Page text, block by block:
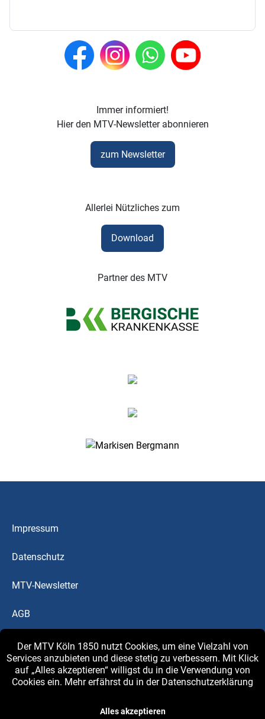
Immer informiert!
Hier den MTV-Newsletter abonnieren
zum Newsletter
Allerlei Nützliches zum
Download
Partner des MTV
Impressum
Datenschutz
MTV-Newsletter
AGB
Downloads
MTV-Blog
Der MTV Köln 1850 nutzt Cookies, um eine Vielzahl von
Services anzubieten und diese stetig zu verbessern. Mit Klick
auf „Alles akzeptieren“ willigst du in die Verwendung von
Cookies ein. Mehr erfährst du in der Datenschutzerklärung
Alles akzeptieren